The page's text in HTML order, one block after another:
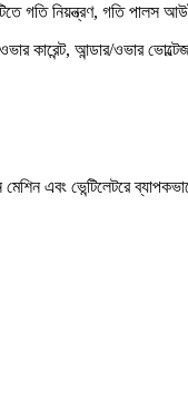
গতি নিয়ন্ত্রণ, গতি
কারেন্ট, আন্ডার/ওভার
এবং ভেন্টিলেটরে